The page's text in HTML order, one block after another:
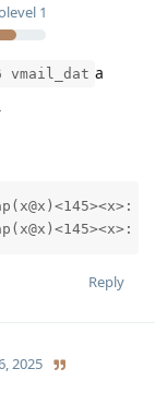
1
vmail_dat a
2025, 01:00:32
Reply
2025